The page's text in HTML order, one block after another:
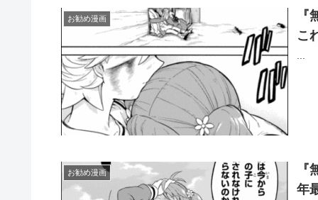
お勧め漫画
こ
...
お勧め漫画
年